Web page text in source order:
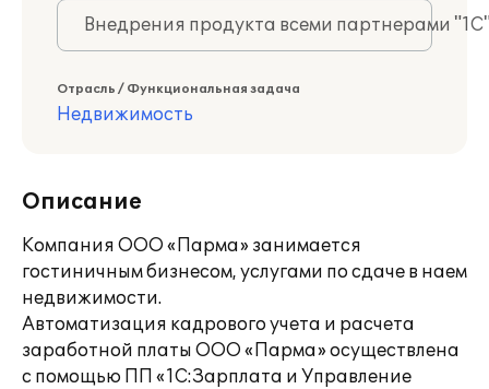
Внедрения продукта всеми партнерами
Отрасль / Функциональная задача
Недвижимость
Описание
Компания ООО «Парма» занимается
гостиничным бизнесом, услугами по сдаче в наем
недвижимости.
Автоматизация кадрового учета и расчета
заработной платы ООО «Парма» осуществлена
с помощью ПП «1С:Зарплата и Управление